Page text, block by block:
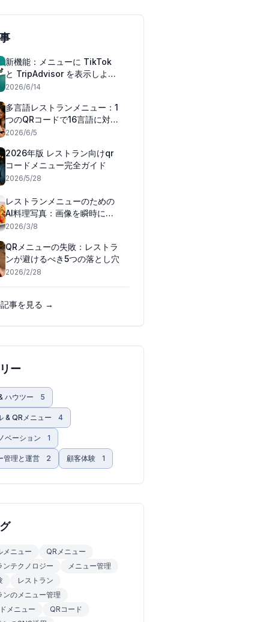
新機能：メニューに TikTok
と TripAdvisor を表示しよう
📲
2026/6/14
多言語レストランメニュー：1
つのQRコードで16言語に対応
（2026）
2026/6/5
2026年版 レストラン向けqr
コードメニュー完全ガイド
2026/5/28
レストランメニューのための
AI料理写真：画像を瞬時に生
成・プロ化する
2026/3/8
QRメニューの失敗：レストラ
ンが避けるべき5つの落とし穴
2026/2/28
事を見る →
ー
ハウツー 5
& QRメニュー 4
ベーション 1
管理と運営 2 顧客体験 1
メニュー
QRメニュー
ンテクノロジー
メニュー管理
レストラン
ンのメニュー管理
メニュー
QRコード